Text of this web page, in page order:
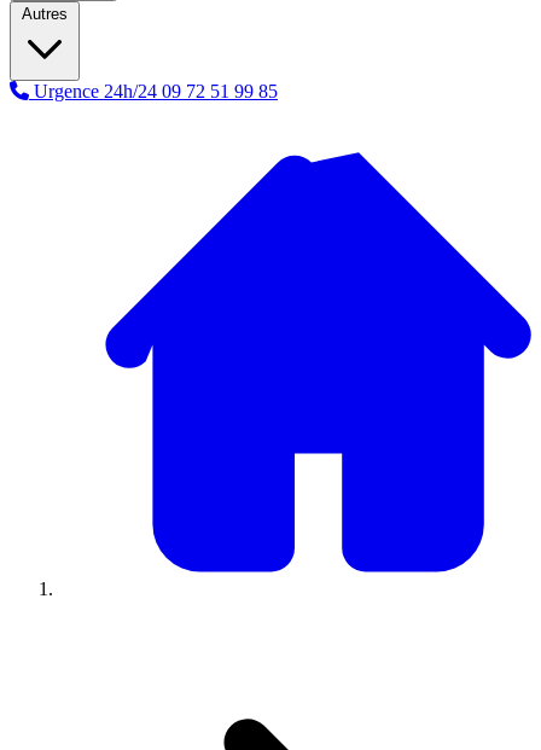
Autres
Urgence 24h/24 09 72 51 99 85